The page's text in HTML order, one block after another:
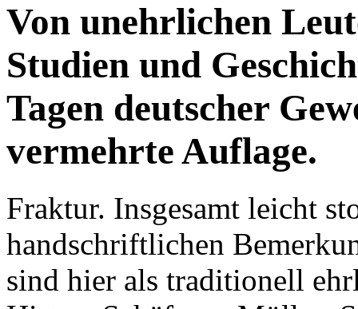
Von unehrlichen
Studien und
Tagen deutscher
vermehrte Auflage.
Fraktur. Insgesamt leicht
handschriftlichen
sind hier als traditionell